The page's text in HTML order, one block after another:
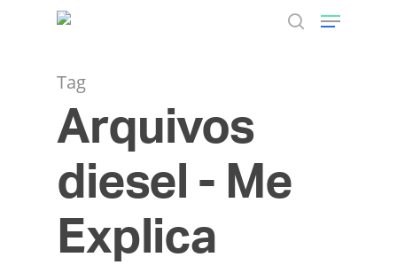
Hit enter to search or ESC to close
Tag
Arquivos
diesel - Me
Explica